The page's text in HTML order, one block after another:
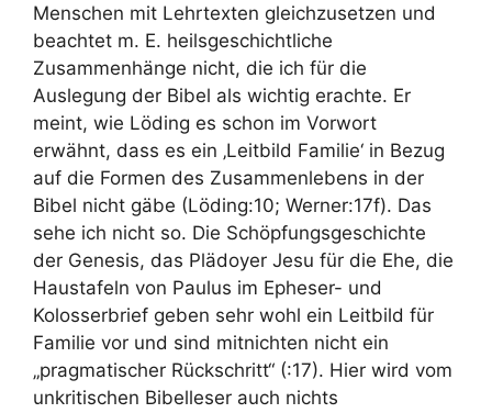
Menschen mit Lehrtexten gleichzusetzen und
beachtet m. E. heilsgeschichtliche
Zusammenhänge nicht, die ich für die
Auslegung der Bibel als wichtig erachte. Er
meint, wie Löding es schon im Vorwort
erwähnt, dass es ein ‚Leitbild Familie‘ in Bezug
auf die Formen des Zusammenlebens in der
Bibel nicht gäbe (Löding:10; Werner:17f). Das
sehe ich nicht so. Die Schöpfungsgeschichte
der Genesis, das Plädoyer Jesu für die Ehe, die
Haustafeln von Paulus im Epheser- und
Kolosserbrief geben sehr wohl ein Leitbild für
Familie vor und sind mitnichten nicht ein
„pragmatischer Rückschritt“ (:17). Hier wird vom
unkritischen Bibelleser auch nichts